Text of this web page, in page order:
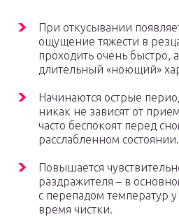
При откусывании
ощущение тяжести в
проходить очень быстро,
длительный «ноющий»
Начинаются острые
никак не зависят от
часто беспокоят перед
расслабленном состоянии.
Повышается
раздражителя – в
с перепадом температур
время чистки.